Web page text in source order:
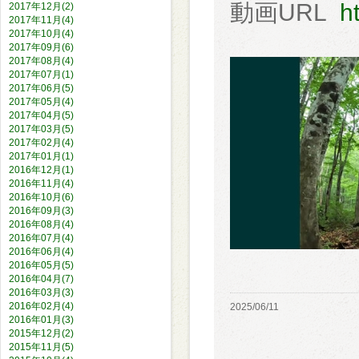
2017年12月(2)
2017年11月(4)
2017年10月(4)
2017年09月(6)
2017年08月(4)
2017年07月(1)
2017年06月(5)
2017年05月(4)
2017年04月(5)
2017年03月(5)
2017年02月(4)
2017年01月(1)
2016年12月(1)
2016年11月(4)
2016年10月(6)
2016年09月(3)
2016年08月(4)
2016年07月(4)
2016年06月(4)
2016年05月(5)
2016年04月(7)
2016年03月(3)
2016年02月(4)
2016年01月(3)
2015年12月(2)
2015年11月(5)
動画URL
2025/06/11